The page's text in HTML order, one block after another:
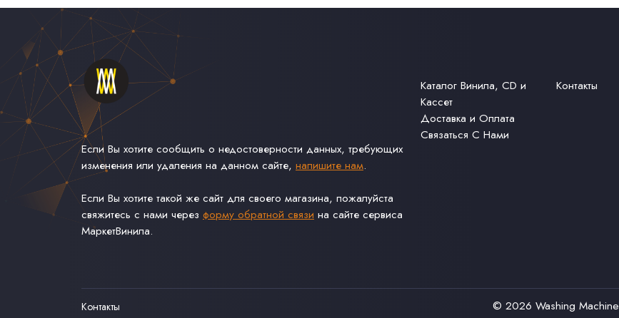
Если Вы хотите сообщить о недостоверности данных, требующих
изменения или удаления на данном сайте, напишите нам.
Если Вы хотите такой же сайт для своего магазина, пожалуйста
свяжитесь с нами через форму обратной связи на сайте сервиса
МаркетВинила.
Каталог Винила, CD и
Кассет
Доставка и Оплата
Связаться С Нами
Контакты
Контакты © 2026 Washing Machine